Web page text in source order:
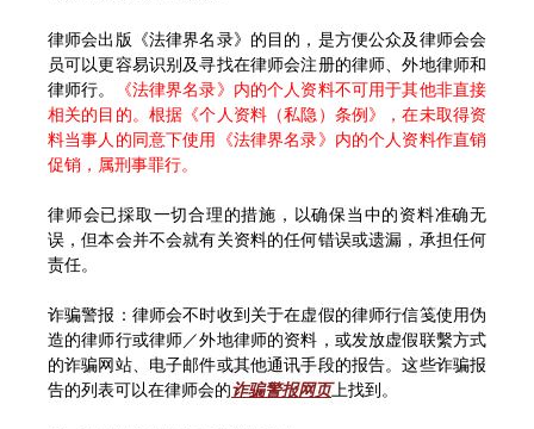
律师会出版《法律界名录》的目的，是方便公众及律师会会
员可以更容易识别及寻找在律师会注册的律师、外地律师和
律师行。
《法律界名录》内的个人资料不可用于其他非直接
相关的目的。根据《个人资料（私隐）条例》，在未取得资
料当事人的同意下使用《法律界名录》内的个人资料作直销
促销，属刑事罪行。
律师会已採取一切合理的措施，以确保当中的资料准确无
误，但本会并不会就有关资料的任何错误或遗漏，承担任何
责任。
诈骗警报：律师会不时收到关于在虚假的律师行信笺使用伪
造的律师行或律师／外地律师的资料，或发放虚假联繫方式
的诈骗网站、电子邮件或其他通讯手段的报告。这些诈骗报
告的列表可以在律师会的诈骗警报网页上找到。